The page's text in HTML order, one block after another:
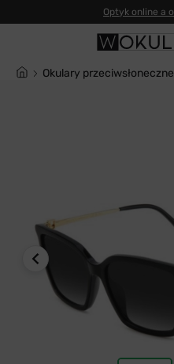
Okulary przeciwsłoneczne